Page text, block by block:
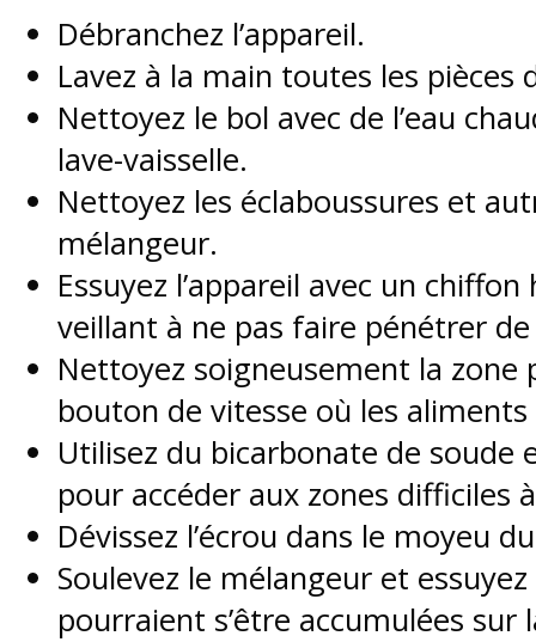
Débranchez l’appareil.
Lavez à la main toutes les pièces
Nettoyez le bol avec de l’eau
lave-vaisselle.
Nettoyez les éclaboussures et
mélangeur.
Essuyez l’appareil avec un
veillant à ne pas faire pénétrer
Nettoyez soigneusement la
bouton de vitesse où les
Utilisez du bicarbonate de soude
pour accéder aux zones difficiles
Dévissez l’écrou dans le moyeu
Soulevez le mélangeur et
pourraient s’être accumulées